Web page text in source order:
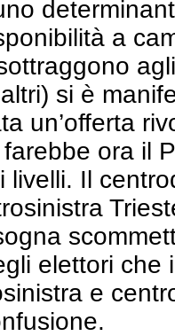
a
si è
un’offerta
ora il
livelli. Il
elettori che
e